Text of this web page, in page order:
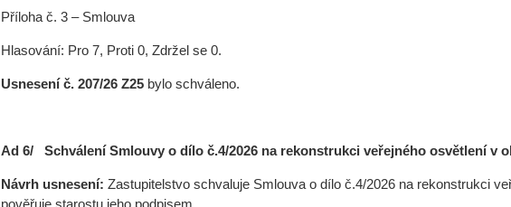
Příloha č. 3 – Smlouva
Hlasování: Pro 7, Proti 0, Zdržel se 0.
Usnesení č. 207/26 Z25 bylo schváleno.
Ad 6/ SchváleníSmlouvy o dílo č.4/2026 na rekonstrukci veřejného osvětlení v
Návrh usnesení: Zastupitelstvo schvaluje Smlouva o dílo č.4/2026 na rekonstrukci
pověřuje starostu jeho podpisem.